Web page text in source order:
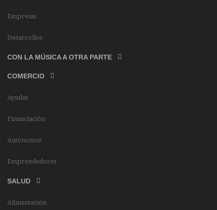
Empresas
Desarrollos
CON LA MÚSICA A OTRA PARTE
COMERCIO
Ayudas
Financiación
Autónomos
Emprendedores
SALUD
Alimentación